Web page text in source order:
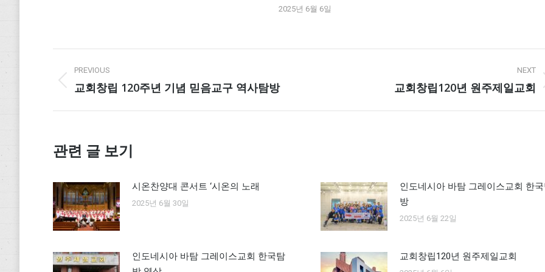
2025년 6월 6일
Post
navigation
PREVIOUS
Previous
교회창립 120주년 기념 믿음교구 역사탐방
NEXT
교회창립120년 원주제일교회
관련 글 보기
시온찬양대 콘서트 ‘시온의 노래
2025년 6월 30일
인도네시아 바탐 그레이스교회 한
방
2025년 6월 22일
인도네시아 바탐 그레이스교회 한국탐
교회창립120년 원주제일교회